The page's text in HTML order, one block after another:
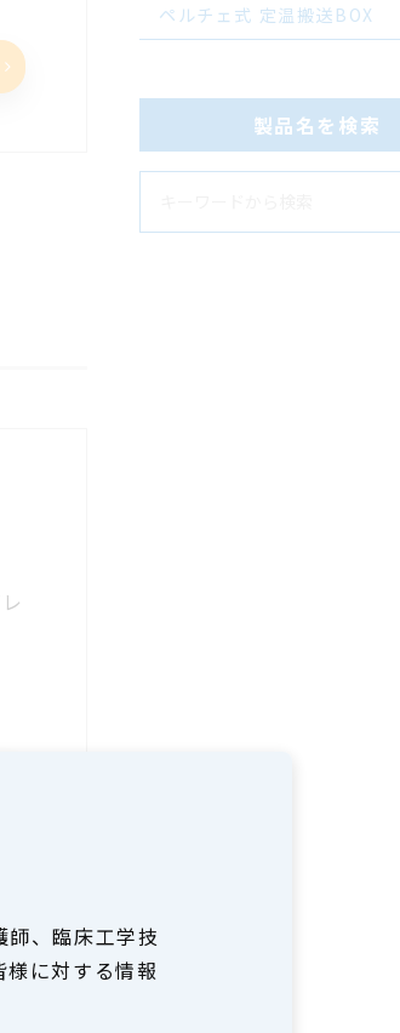
ペルチェ式 定温搬送BOX
製品名を検索
、臨床工学技
に対する情報